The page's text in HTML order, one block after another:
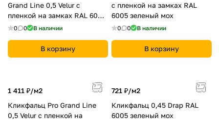
Grand Line 0,5 Velur с
пленкой на замках RAL 6005
зеленый мох
0 0 В наличии
В корзину
с пленкой на замках RAL
6005 зеленый мох
0 0 В наличии
В корзину
1 411 ₽/м2
Кликфальц Pro Grand Line
0,5 Velur с пленкой на
721 ₽/м2
Кликфальц 0,45 Drap RAL
6005 зеленый мох